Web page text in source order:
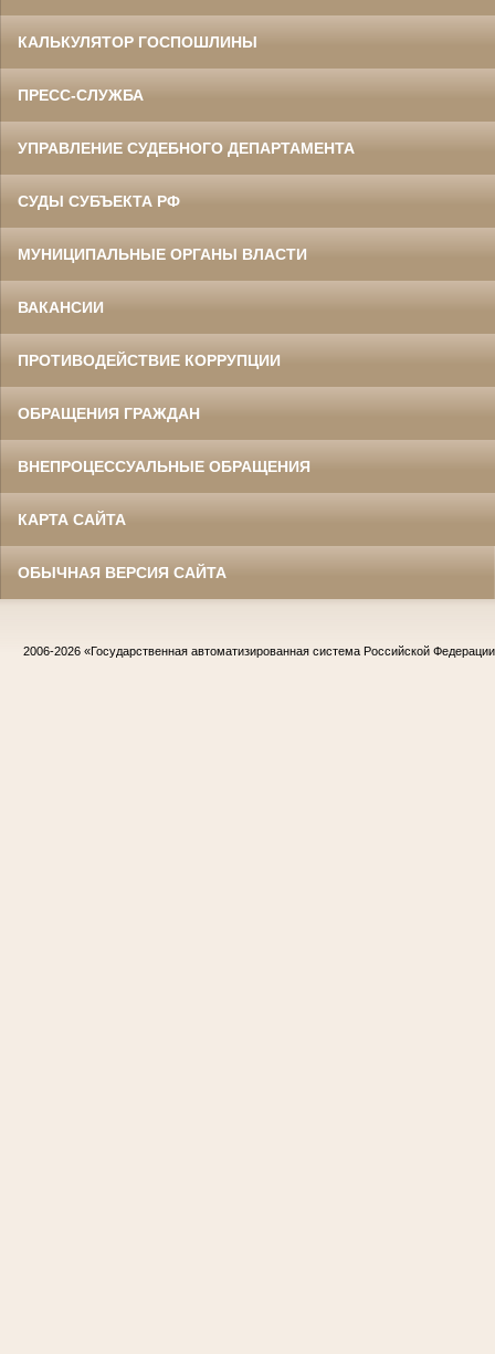
КАЛЬКУЛЯТОР ГОСПОШЛИНЫ
ПРЕСС-СЛУЖБА
УПРАВЛЕНИЕ СУДЕБНОГО ДЕПАРТАМЕНТА
СУДЫ СУБЪЕКТА РФ
МУНИЦИПАЛЬНЫЕ ОРГАНЫ ВЛАСТИ
ВАКАНСИИ
ПРОТИВОДЕЙСТВИЕ КОРРУПЦИИ
ОБРАЩЕНИЯ ГРАЖДАН
ВНЕПРОЦЕССУАЛЬНЫЕ ОБРАЩЕНИЯ
КАРТА САЙТА
ОБЫЧНАЯ ВЕРСИЯ САЙТА
2006-2026 «Государственная автоматизированная система Российской